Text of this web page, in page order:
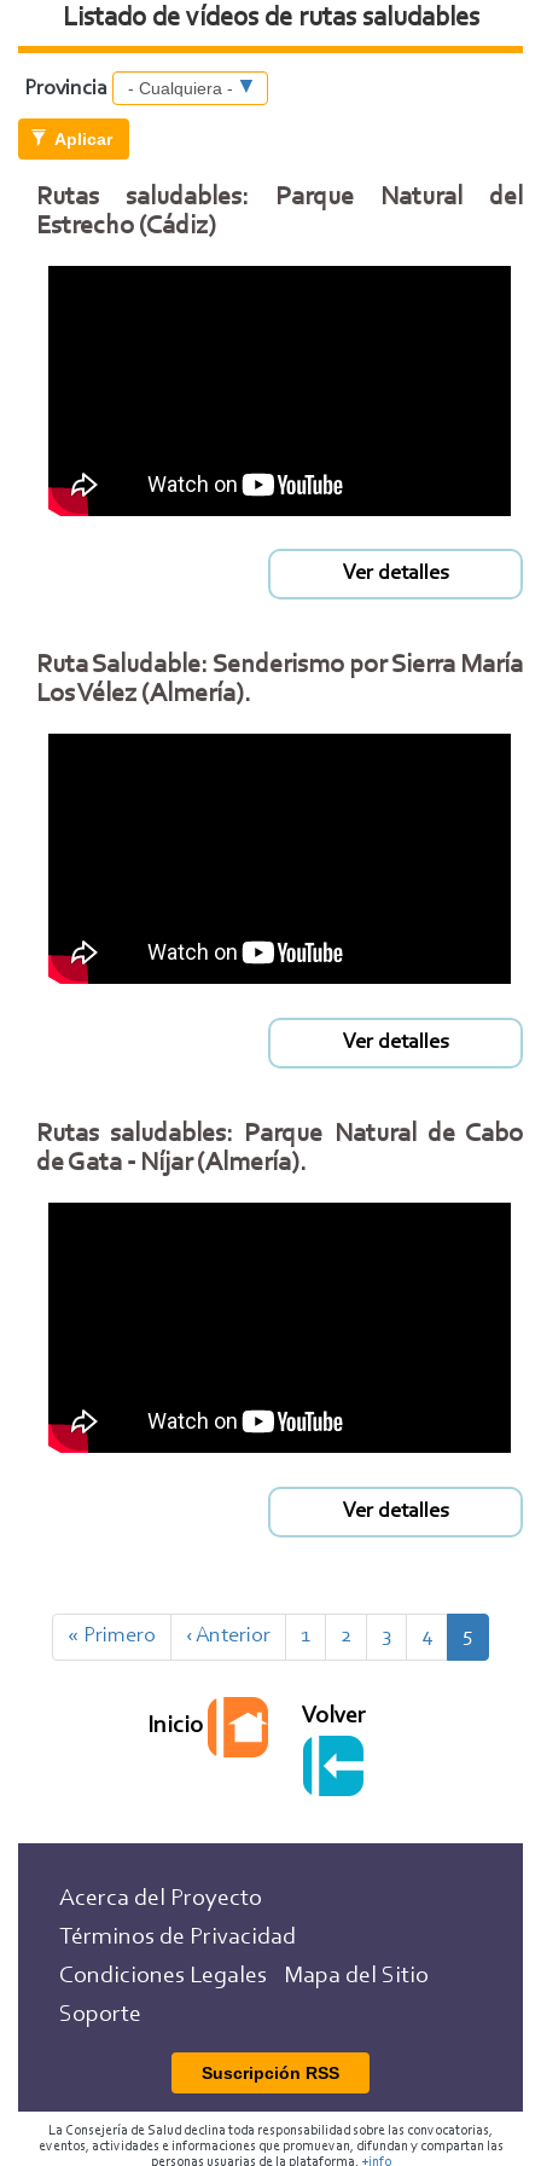
Listado de vídeos de rutas saludables
Provincia
Aplicar
Rutas saludables: Parque Natural del
Estrecho (Cádiz)
Ver detalles
Ruta Saludable: Senderismo por Sierra María
Los Vélez (Almería).
Ver detalles
Rutas saludables: Parque Natural de Cabo
de Gata - Níjar (Almería).
Ver detalles
Paginación
Primera
página
« Primero
Página
anterior
‹ Anterior Page
1 Page
2 Page
3 Page
4
Página
actual
5
Inicio Volver
Acerca del Proyecto
Términos de Privacidad
Condiciones Legales
Mapa del Sitio
Soporte
Suscripción RSS
La Consejería de Salud declina toda responsabilidad sobre las convocatorias,
eventos, actividades e informaciones que promuevan, difundan y compartan las
personas usuarias de la plataforma. +info